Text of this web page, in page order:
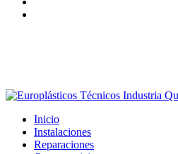
Inicio
Instalaciones
Reparaciones